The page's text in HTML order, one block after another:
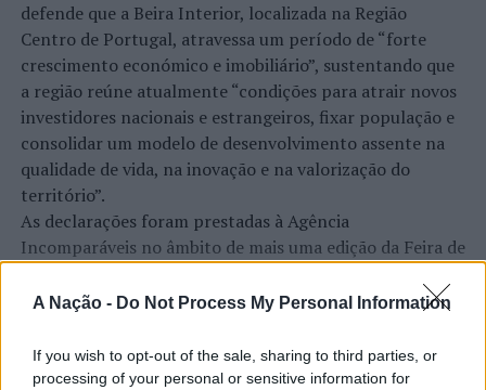
A Nação - Do Not Process My Personal Information
If you wish to opt-out of the sale, sharing to third parties, or
processing of your personal or sensitive information for
defende que a Beira Interior, localizada na Região
Centro de Portugal, atravessa um período de “forte
crescimento económico e imobiliário”, sustentando que
a região reúne atualmente “condições para atrair novos
investidores nacionais e estrangeiros, fixar população e
consolidar um modelo de desenvolvimento assente na
qualidade de vida, na inovação e na valorização do
território”.
As declarações foram prestadas à Agência
Incomparáveis no âmbito de mais uma edição da Feira de
na Covilhã, sendo considerada um dos mais antigos
e realizada anualmente na “Cidade Neve”, a feira conjuga
tradição, atividade económica, comércio, gastronomia,
CONTINUAR A LER